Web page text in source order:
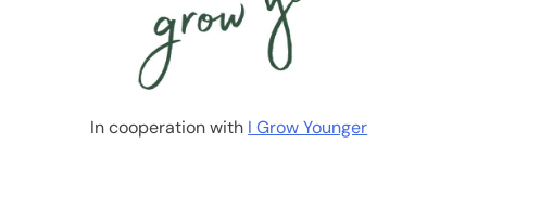
In cooperation with I Grow Younger